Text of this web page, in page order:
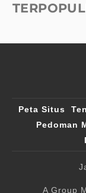
Peta Situs
Pedoman
A Group